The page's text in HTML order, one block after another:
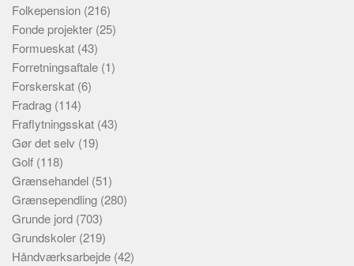
Folkepension (216)
Fonde projekter (25)
Formueskat (43)
Forretningsaftale (1)
Forskerskat (6)
Fradrag (114)
Fraflytningsskat (43)
Gør det selv (19)
Golf (118)
Grænsehandel (51)
Grænsependling (280)
Grunde jord (703)
Grundskoler (219)
Håndværksarbejde (42)